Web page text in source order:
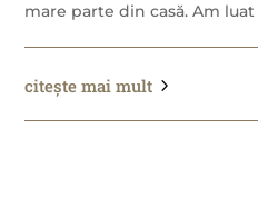
mare parte din casă. Am
citește mai mult